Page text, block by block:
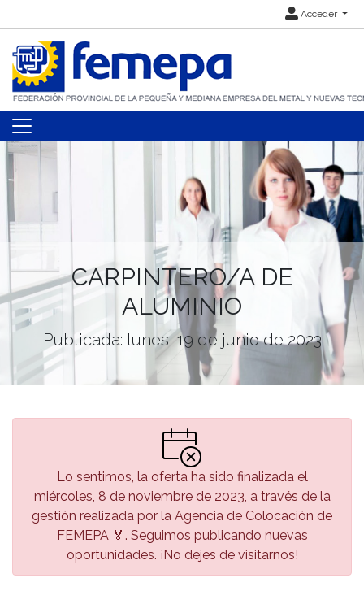
Acceder
CARPINTERO/A DE
ALUMINIO
Publicada: lunes, 19 de junio de 2023
Lo sentimos, la oferta ha sido finalizada el
miércoles, 8 de noviembre de 2023, a través de la
gestión realizada por la Agencia de Colocación de
FEMEPA 🏅. Seguimos publicando nuevas
oportunidades. ¡No dejes de visitarnos!